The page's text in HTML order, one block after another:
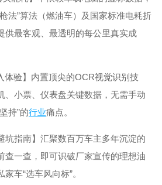
法”算法（燃油车）及国家标准电耗折
供最客观、最透明的每公里真实成
体验】内置顶尖的OCR视觉识别技
、小票、仪表盘关键数据，无需手动
持”的行业痛点。
坑指南】汇聚数百万车主多年沉淀的
查一查，即可识破厂家宣传的理想油
车“选车风向标”。